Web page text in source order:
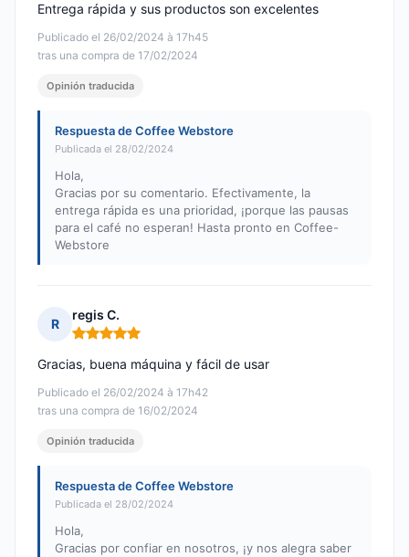
Publicado el 26/02/2024 à 17h45
tras una compra de 17/02/2024
Entrega rápida y sus productos son excelentes
Opinión traducida
Respuesta de Coffee Webstore
Publicada el 28/02/2024
Hola,
Gracias por su comentario. Efectivamente, la
entrega rápida es una prioridad, ¡porque las pausas
para el café no esperan! Hasta pronto en Coffee-
Webstore
R
regis C.
Nota: 5 de 5
Publicado el 26/02/2024 à 17h42
tras una compra de 16/02/2024
Gracias, buena máquina y fácil de usar
Opinión traducida
Respuesta de Coffee Webstore
Publicada el 28/02/2024
Hola,
Gracias por confiar en nosotros, ¡y nos alegra saber